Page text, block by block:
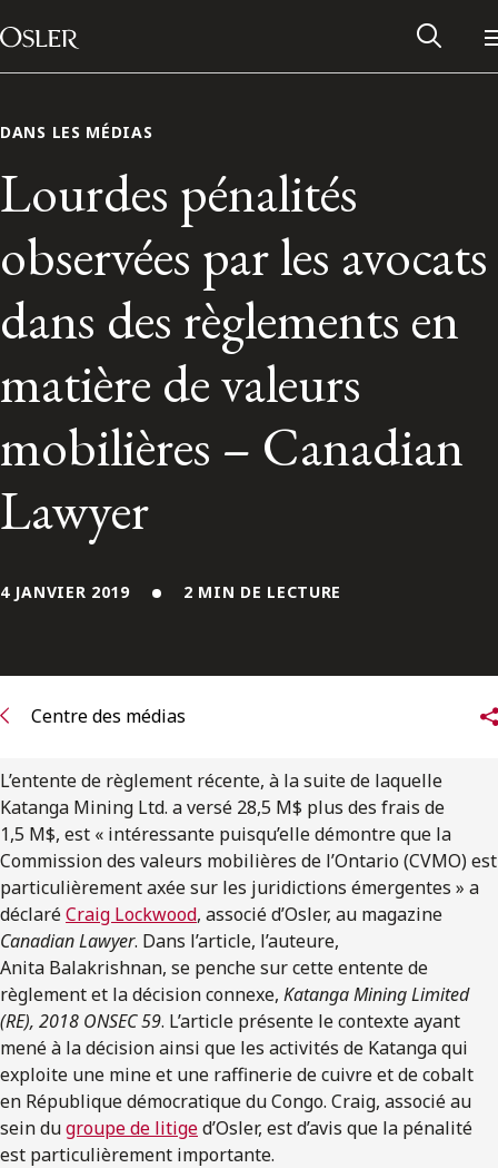
Passer au contenu
Main Navigation
Contactez-nous
ENGLISH
S’abonner aux articles Osler
DANS LES MÉDIAS
Lourdes pénalités
observées par les avocats
dans des règlements en
matière de valeurs
mobilières – Canadian
Lawyer
4 JANVIER 2019 2 MIN DE LECTURE
Centre des médias
L’entente de règlement récente, à la suite de laquelle
Katanga Mining Ltd. a versé 28,5 M$ plus des frais de
1,5 M$, est « intéressante puisqu’elle démontre que la
Commission des valeurs mobilières de l’Ontario (CVMO) est
particulièrement axée sur les juridictions émergentes » a
déclaréCraig Lockwood, associé d’Osler, au magazine
Canadian Lawyer. Dans l’article, l’auteure,
Anita Balakrishnan, se penche sur cette entente de
règlement et la décision connexe, Katanga Mining Limited
(RE), 2018 ONSEC 59. L’article présente le contexte ayant
mené à la décision ainsi que les activités de Katanga qui
exploite une mine et une raffinerie de cuivre et de cobalt
en République démocratique du Congo. Craig, associé au
sein dugroupe de litiged’Osler, est d’avis que la pénalité
est particulièrement importante.